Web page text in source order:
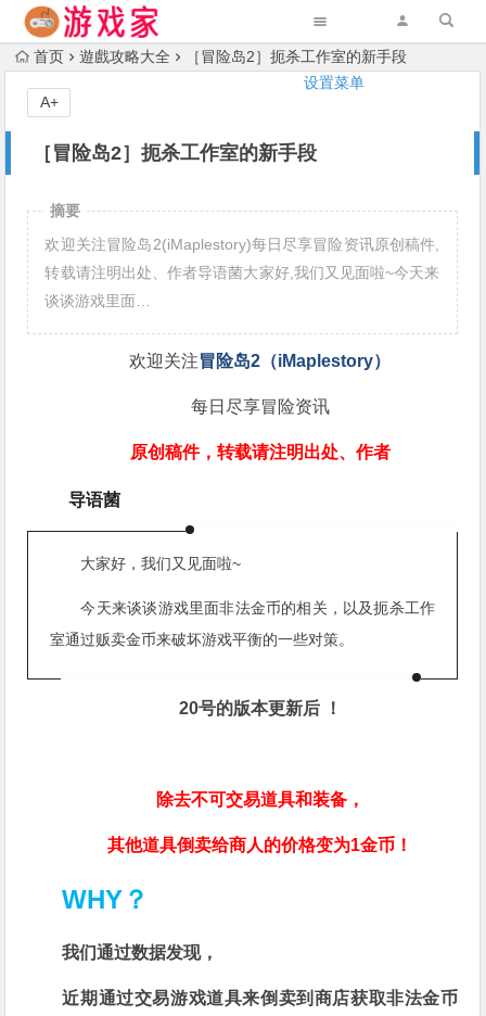
设置菜单
首页 遊戲攻略大全 ［冒险岛2］扼杀工作室的新手段
［冒险岛2］扼杀工作室的新手段
A+
摘要
欢迎关注冒险岛2(iMaplestory)每日尽享冒险资讯原创稿件,
转载请注明出处、作者导语菌大家好,我们又见面啦~今天来
谈谈游戏里面…
欢迎关注冒险岛2（iMaplestory）
每日尽享冒险资讯
原创稿件，转载请注明出处、作者
导语菌
大家好，我们又见面啦~
今天来谈谈游戏里面非法金币的相关，以及扼杀工作
室通过贩卖金币来破坏游戏平衡的一些对策。
20号的版本更新后 ！
除去不可交易道具和装备，
其他道具倒卖给商人的价格变为1金币！
WHY？
我们通过数据发现，
近期通过交易游戏道具来倒卖到商店获取非法金币